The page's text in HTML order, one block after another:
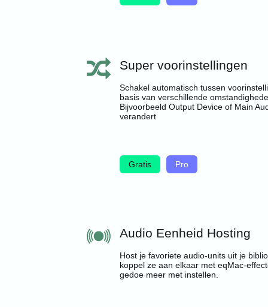
Super voorinstellingen
Schakel automatisch tussen
basis van verschillende
Bijvoorbeeld Output Device of Main
verandert
Gratis Pro
Audio Eenheid Hosting
Host je favoriete audio-units uit je
koppel ze aan elkaar met eqMac-
gedoe meer met instellen.